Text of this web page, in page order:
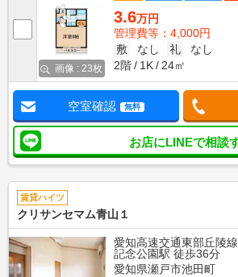
画像 : 23枚
3.6万円
管理費等：4,000円
敷
なし 礼
なし
2階
1K 24㎡
空室確認 無料
お店にLINEで相談
賃貸ハイツ
クリサンセマム青山１
愛知高速交通東部丘陵
記念公園駅 徒歩36分
愛知県瀬戸市池田町